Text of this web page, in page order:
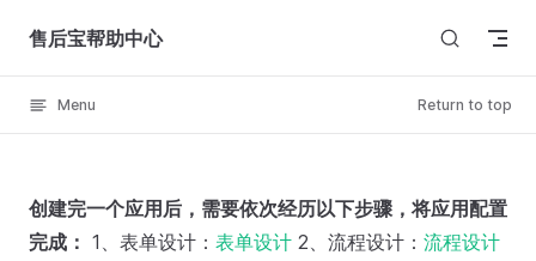
Skip to content
售后宝帮助中心
Menu Return to top
创建完一个应用后，需要依次经历以下步骤，将应用配置
完成： 1、表单设计： 表单设计 2、流程设计： 流程设计